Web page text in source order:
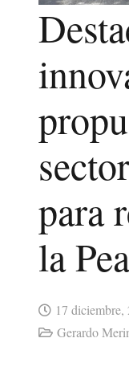
para
la
17 diciembre,
Gerardo